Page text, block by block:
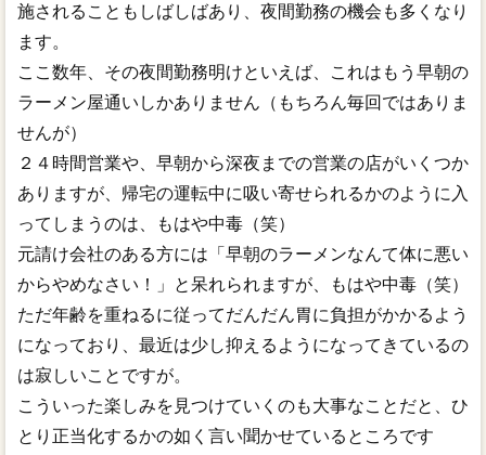
施されることもしばしばあり、夜間勤務の機会も多くなり
ます。
ここ数年、その夜間勤務明けといえば、これはもう早朝の
ラーメン屋通いしかありません（もちろん毎回ではありま
せんが）
２４時間営業や、早朝から深夜までの営業の店がいくつか
ありますが、帰宅の運転中に吸い寄せられるかのように入
ってしまうのは、もはや中毒（笑）
元請け会社のある方には「早朝のラーメンなんて体に悪い
からやめなさい！」と呆れられますが、もはや中毒（笑）
ただ年齢を重ねるに従ってだんだん胃に負担がかかるよう
になっており、最近は少し抑えるようになってきているの
は寂しいことですが。
こういった楽しみを見つけていくのも大事なことだと、ひ
とり正当化するかの如く言い聞かせているところです